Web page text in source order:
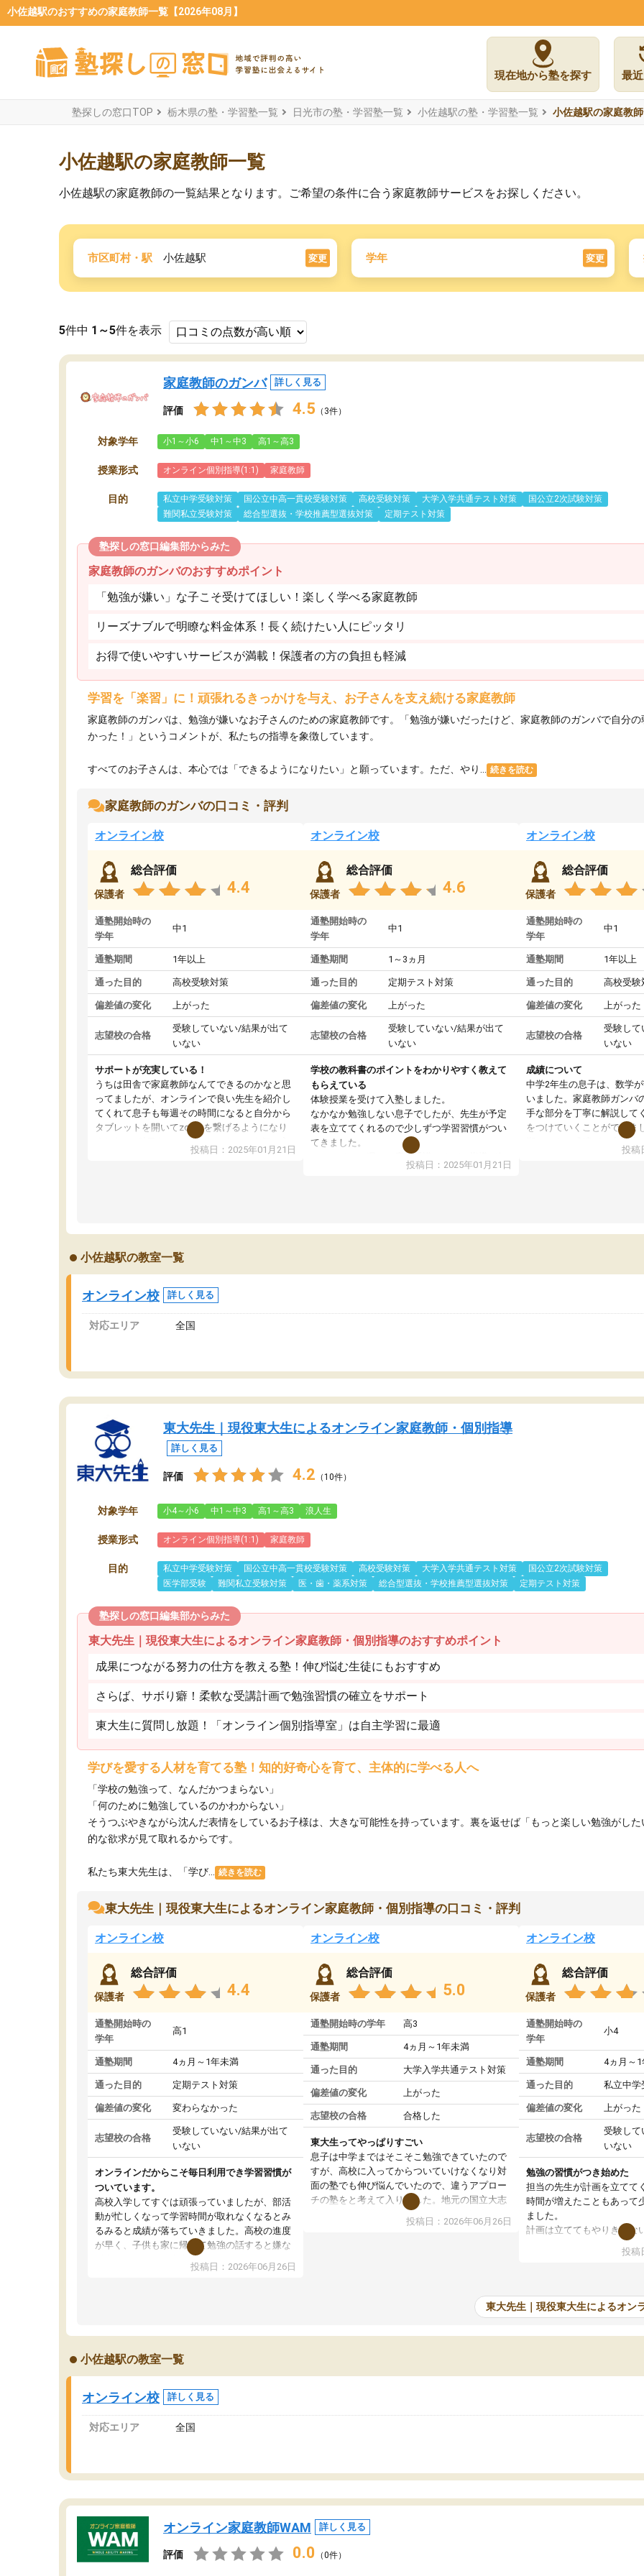
小佐越駅のおすすめの家庭教師一覧【2026年08月】
現在地から塾を探す 最
塾探しの窓口TOP 栃木県の塾・学習塾一覧 日光市の塾・学習塾一覧 小佐越駅の塾・学習塾一覧 小佐越駅の家庭教
小佐越駅の家庭教師一覧
小佐越駅の家庭教師の一覧結果となります。ご希望の条件に合う家庭教師サービスをお探しください。
市区町村・駅 小佐越駅 変更 学年 変更
5件中 1～5件を表示
家庭教師のガンバ 詳しく見る
評価 4.5 （3件）
対象学年 小1～小6 中1～中3 高1～高3
授業形式 オンライン個別指導(1:1) 家庭教師
目的 私立中学受験対策 国公立中高一貫校受験対策 高校受験対策 大学入学共通テスト対策
国公立2次試験対策
難関私立受験対策
総合型選抜・学校推薦型選抜対策 定期テスト対策
塾探しの窓口編集部からみた
家庭教師のガンバのおすすめポイント
「勉強が嫌い」な子こそ受けてほしい！楽しく学べる家庭教師
リーズナブルで明瞭な料金体系！長く続けたい人にピッタリ
お得で使いやすいサービスが満載！保護者の方の負担も軽減
学習を「楽習」に！頑張れるきっかけを与え、お子さんを支え続ける家庭教師
家庭教師のガンバは、勉強が嫌いなお子さんのための家庭教師です。「勉強が嫌いだったけど、家庭教師のガンバで自分
かった！」というコメントが、私たちの指導を象徴しています。
すべてのお子さんは、本心では「できるようになりたい」と願っています。ただ、やり... 続きを読む
家庭教師のガンバの口コミ・評判
オンライン校
保護者
総合評価
4.4
通塾開始時の
学年
中1
通塾期間 1年以上
通った目的 高校受験対策
偏差値の変化 上がった
志望校の合格
受験していない/結果が出て
いない
サポートが充実している！
うちは田舎で家庭教師なんてできるのかなと思
ってましたが、オンラインで良い先生を紹介し
てくれて息子も毎週その時間になると自分から
タブレットを開いてzoomを繋げるようになり
ました！5科目なんでもOKなのもとても気に入
投稿日：2025年01月21日
オンライン校
保護者
総合評価
4.6
通塾開始時の
学年
中1
通塾期間 1～3ヵ月
通った目的 定期テスト対策
偏差値の変化 上がった
志望校の合格
受験していない/結果が出て
いない
学校の教科書のポイントをわかりやすく教えて
もらえている
体験授業を受けて入塾しました。
なかなか勉強しない息子でしたが、先生が予定
表を立ててくれるので少しずつ学習習慣がつい
てきました。
オンラインで週に一度の受講ですが、指導が無
い日も予定表に基づいて勉強したり、LINEでわ
投稿日：2025年01月21日
オンライン校
保護者
総合評価
通塾開始時の
学年
中1
通塾期間 1年以上
通った目的 高校受験
偏差値の変化 上がった
志望校の合格
受験して
いない
成績について
中学2年生の息子は、数学
いました。家庭教師ガンバ
手な部分を丁寧に解説して
をつけていくことができま
期テストの成績が10点以
投稿
小佐越駅の教室一覧
オンライン校 詳しく見る
対応エリア 全国
東大先生｜現役東大生によるオンライン家庭教師・個別指導
詳しく見る
評価 4.2 （10件）
対象学年 小4～小6 中1～中3 高1～高3 浪人生
授業形式 オンライン個別指導(1:1) 家庭教師
目的 私立中学受験対策 国公立中高一貫校受験対策 高校受験対策 大学入学共通テスト対策
国公立2次試験対策
医学部受験
難関私立受験対策 医・歯・薬系対策 総合型選抜・学校推薦型選抜対策 定期テスト対策
塾探しの窓口編集部からみた
東大先生｜現役東大生によるオンライン家庭教師・個別指導のおすすめポイント
成果につながる努力の仕方を教える塾！伸び悩む生徒にもおすすめ
さらば、サボり癖！柔軟な受講計画で勉強習慣の確立をサポート
東大生に質問し放題！「オンライン個別指導室」は自主学習に最適
学びを愛する人材を育てる塾！知的好奇心を育て、主体的に学べる人へ
「学校の勉強って、なんだかつまらない」
「何のために勉強しているのかわからない」
そうつぶやきながら沈んだ表情をしているお子様は、大きな可能性を持っています。裏を返せば「もっと楽しい勉強がし
的な欲求が見て取れるからです。
私たち東大先生は、「学び... 続きを読む
東大先生｜現役東大生によるオンライン家庭教師・個別指導の口コミ・評判
オンライン校
保護者
総合評価
4.4
通塾開始時の
学年
高1
通塾期間 4ヵ月～1年未満
通った目的 定期テスト対策
偏差値の変化 変わらなかった
志望校の合格
受験していない/結果が出て
いない
オンラインだからこそ毎日利用でき学習習慣が
ついています。
高校入学してすぐは頑張っていましたが、部活
動が忙しくなって学習時間が取れなくなるとみ
るみると成績が落ちていきました。高校の進度
が早く、子供も家に帰って勉強の話すると嫌な
反応を示します。東大先生にお願いしてからは
効率的な計画を先生が立ててくれるので、親と
投稿日：2026年06月26日
オンライン校
保護者
総合評価
5.0
通塾開始時の学年 高3
通塾期間 4ヵ月～1年未満
通った目的 大学入学共通テスト対策
偏差値の変化 上がった
志望校の合格 合格した
東大生ってやっぱりすごい
息子は中学まではそこそこ勉強できていたので
すが、高校に入ってからついていけなくなり対
面の塾でも伸び悩んでいたので、違うアプロー
チの塾をと考えて入りました。地元の国立大志
望で、当初は模試でD判定でしたので心配して
いたのですが、やはり東大生は受験勉強に詳し
投稿日：2026年06月26日
オンライン校
保護者
総合評価
通塾開始時の
学年
小4
通塾期間 4ヵ月～
通った目的 私立中学
偏差値の変化 上がった
志望校の合格
受験して
いない
勉強の習慣がつき始めた
担当の先生が計画を立てて
時間が増えたこともあって
ました。
計画は立ててもやりきれな
ますが、サボってしまう日
て、成績が上がったこと
投稿
東大先生｜現役東大生によるオン
小佐越駅の教室一覧
オンライン校 詳しく見る
対応エリア 全国
オンライン家庭教師WAM 詳しく見る
評価 0.0 （0件）